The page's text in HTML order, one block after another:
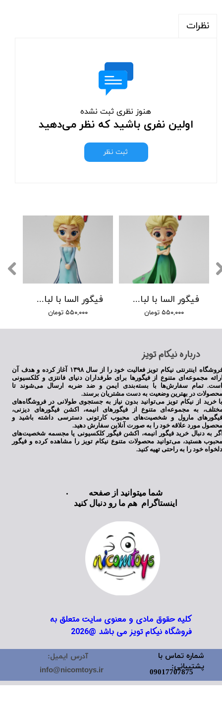
نظرات
هنوز نظری ثبت نشده
اولین نفری باشید که نظر می‌دهید
ثبت نظر
فیگور السا با لباس آبی
۵۵۰,۰۰۰ تومان
فیگور السا با لباس سبز 2
۵۵۰,۰۰۰ تومان
​درباره نیکام تویز
فروشگاه اینترنتی نیکام تویز فعالیت خود را از سال ۱۳۹۸ آغاز کرده و هدف آن
مجموعه‌ای متنوع از فیگورها برای طرفداران دنیای فانتزی و کلکسیونی
تمام سفارش‌ها با بسته‌بندی ایمن و ضد ضربه ارسال می‌شوند تا
در بهترین وضعیت به دست مشتریان برسند.
خرید از نیکام تویز می‌توانید بدون نیاز به جستجوی طولانی در فروشگاه‌های
به مجموعه‌ای متنوع از فیگورهای انیمه، اکشن فیگورهای دیزنی،
مارول و شخصیت‌های محبوب کارتونی دسترسی داشته باشید و
مورد علاقه خود را به صورت آنلاین سفارش دهید.
به دنبال خرید فیگور انیمه، اکشن فیگور کلکسیونی یا مجسمه شخصیت‌های
هستید، می‌توانید محصولات متنوع نیکام تویز را مشاهده کرده و فیگور
خود را به راحتی تهیه کنید.
کلیه حقوق مادی و معنوی سایت متعلق به
فروشگاه نیکام تویز می باشد @2026
شما میتوانید از صفحه
اینستاگرام هم ما رو دنبال کنید
شماره تماس با
پشتیبانی:
09017707875
آدرس ایمیل:
info@nicomtoys.ir